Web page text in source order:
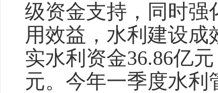
级资金支持，同时强
用效益，水利建设成
实水利资金36.86亿
元。今年一季度水利